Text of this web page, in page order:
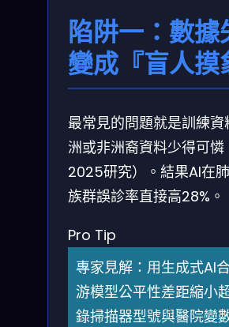
陷阱一：數
變成『盲人摸
最常見的問題就是訓練資
洲或非洲裔資料少得可
2025研究）。結果AI在
族群誤診率直接高28%。
Pro Tip
專家見解：用生成式AI
游模型公平性差距縮小
錄掃描器型號與醫院變